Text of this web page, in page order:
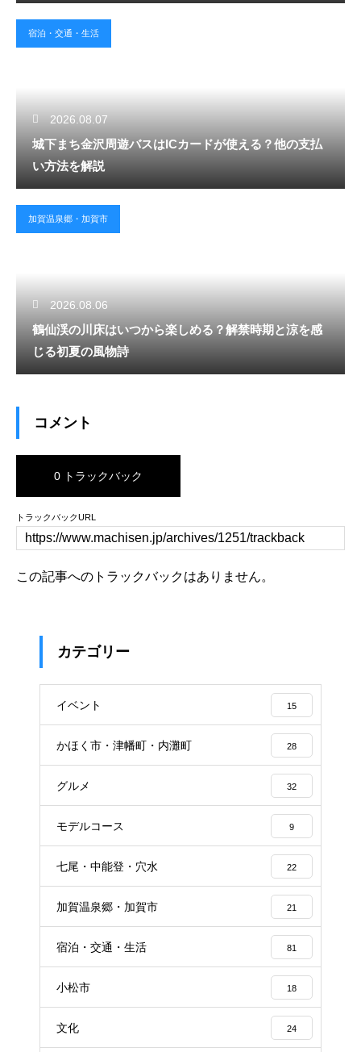
宿泊・交通・生活
2026.08.07
城下まち金沢周遊バスはICカードが使える？他の支払
い方法を解説
加賀温泉郷・加賀市
2026.08.06
鶴仙渓の川床はいつから楽しめる？解禁時期と涼を感
じる初夏の風物詩
コメント
0 トラックバック
トラックバックURL
この記事へのトラックバックはありません。
カテゴリー
イベント 15
かほく市・津幡町・内灘町 28
グルメ 32
モデルコース 9
七尾・中能登・穴水 22
加賀温泉郷・加賀市 21
宿泊・交通・生活 81
小松市 18
文化 24